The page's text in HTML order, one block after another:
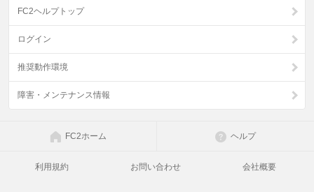
FC2ヘルプトップ
ログイン
推奨動作環境
障害・メンテナンス情報
FC2ホーム ヘルプ
利用規約 お問い合わせ 会社概要